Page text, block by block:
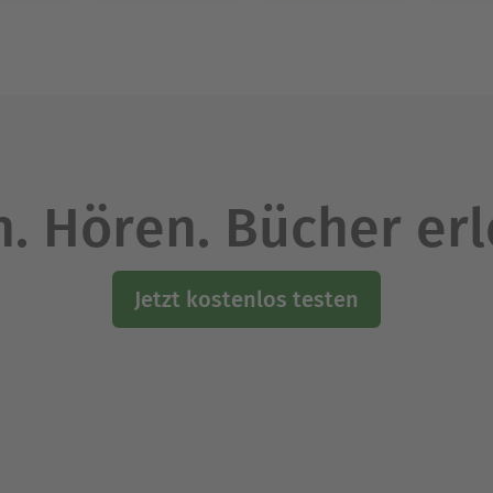
Hören. Bücher
Jetzt kostenlos testen